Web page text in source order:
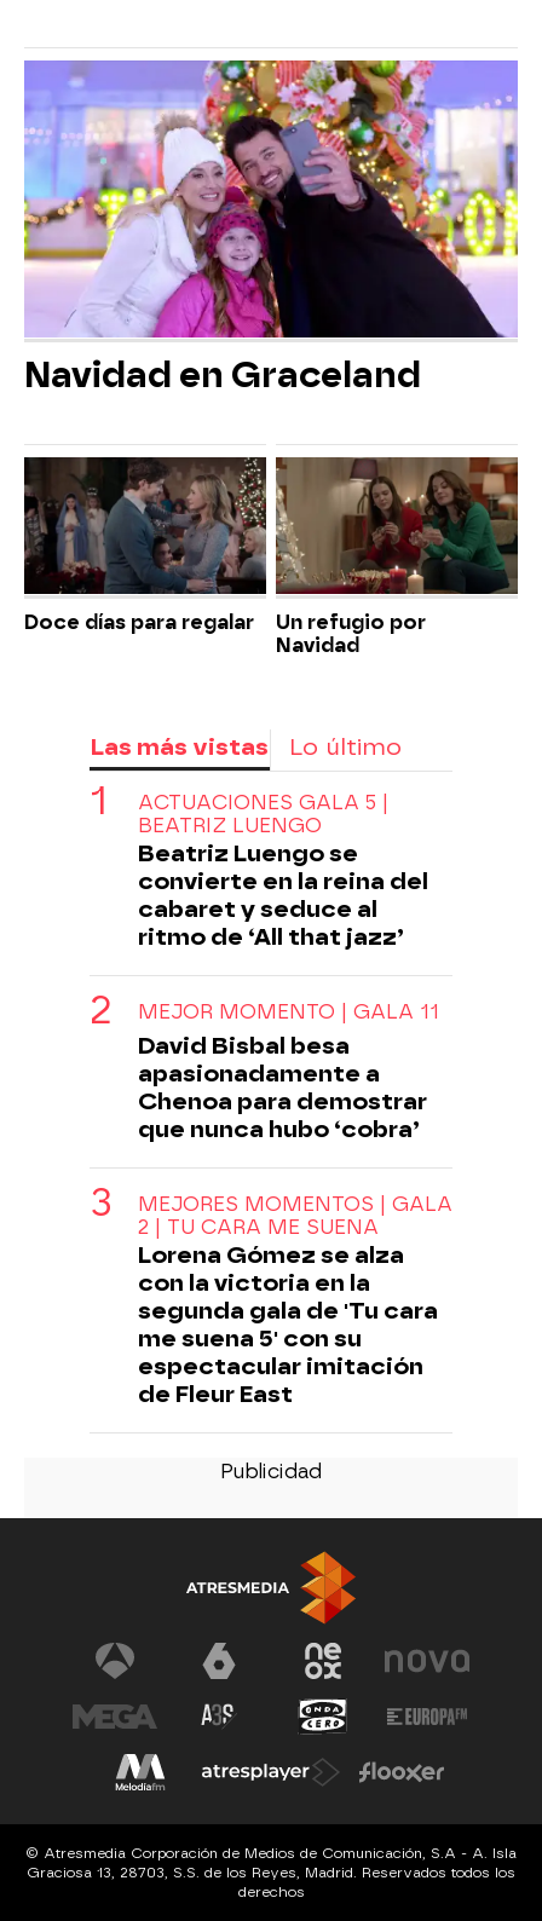
Navidad en Graceland
Doce días para regalar
Un refugio por
Navidad
Las más vistas Lo último
ACTUACIONES GALA 5 |
BEATRIZ LUENGO
Beatriz Luengo se
convierte en la reina del
cabaret y seduce al
ritmo de ‘All that jazz’
MEJOR MOMENTO | GALA 11
David Bisbal besa
apasionadamente a
Chenoa para demostrar
que nunca hubo ‘cobra’
MEJORES MOMENTOS | GALA
2 | TU CARA ME SUENA
Lorena Gómez se alza
con la victoria en la
segunda gala de 'Tu cara
me suena 5' con su
espectacular imitación
de Fleur East
© Atresmedia Corporación de Medios de Comunicación, S.A - A. Isla
Graciosa 13, 28703, S.S. de los Reyes, Madrid. Reservados todos los
derechos